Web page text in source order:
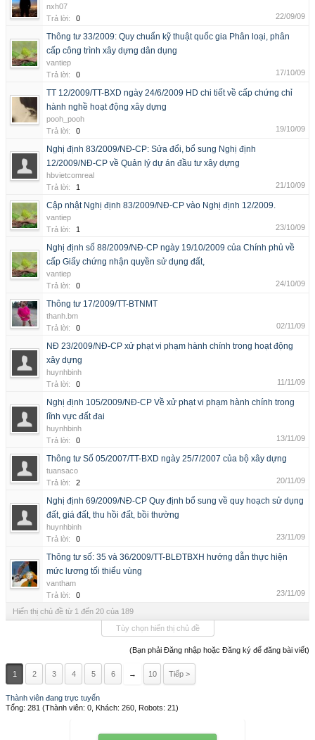
nxh07
Trả lời:
0 22/09/09
Thông tư 33/2009: Quy chuẩn kỹ thuật quốc gia Phân loại, phân
cấp công trình xây dựng dân dụng
vantiep
Trả lời:
0 17/10/09
TT 12/2009/TT-BXD ngày 24/6/2009 HD chi tiết về cấp chứng chỉ
hành nghề hoạt động xây dựng
pooh_pooh
Trả lời:
0 19/10/09
Nghị định 83/2009/NĐ-CP: Sửa đổi, bổ sung Nghị định
12/2009/NĐ-CP về Quản lý dự án đầu tư xây dựng
hbvietcomreal
Trả lời:
1 21/10/09
Cập nhật Nghị định 83/2009/NĐ-CP vào Nghị định 12/2009.
vantiep
Trả lời:
1 23/10/09
Nghị định số 88/2009/NĐ-CP ngày 19/10/2009 của Chính phủ về
cấp Giấy chứng nhận quyền sử dụng đất,
vantiep
Trả lời:
0 24/10/09
Thông tư 17/2009/TT-BTNMT
thanh.bm
Trả lời:
0 02/11/09
NĐ 23/2009/NĐ-CP xử phạt vi phạm hành chính trong hoạt động
xây dựng
huynhbinh
Trả lời:
0 11/11/09
Nghị định 105/2009/NĐ-CP Về xử phạt vi phạm hành chính trong
lĩnh vực đất đai
huynhbinh
Trả lời:
0 13/11/09
Thông tư Số 05/2007/TT-BXD ngày 25/7/2007 của bộ xây dựng
tuansaco
Trả lời:
2 20/11/09
Nghị định 69/2009/NĐ-CP Quy định bổ sung về quy hoạch sử dụng
đất, giá đất, thu hồi đất, bồi thường
huynhbinh
Trả lời:
0 23/11/09
Thông tư số: 35 và 36/2009/TT-BLĐTBXH hướng dẫn thực hiện
mức lương tối thiểu vùng
vantham
Trả lời:
0 23/11/09
Hiển thị chủ đề từ 1 đến 20 của 189
Tùy chọn hiển thị chủ đề
(Bạn phải Đăng nhập hoặc Đăng ký để đăng bài viết)
1 2 3 4 5 6 → 10 Tiếp >
Thành viên đang trực tuyến
Tổng: 281 (Thành viên: 0, Khách: 260, Robots: 21)